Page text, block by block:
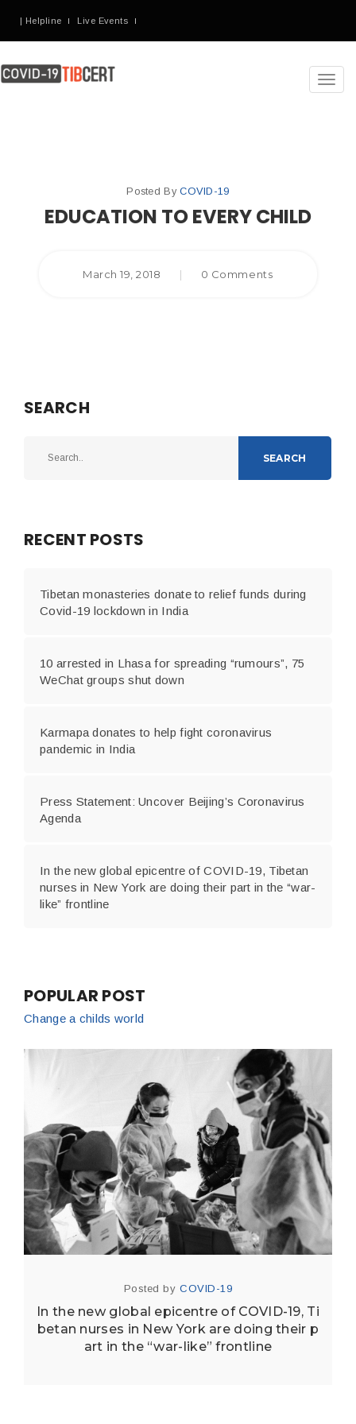
| Helpline Live Events
Posted ByCOVID-19
EDUCATION TO EVERY CHILD
March 19, 2018 | 0 Comments
SEARCH
SEARCH
RECENT POSTS
Tibetan monasteries donate to relief funds during
Covid-19 lockdown in India
10 arrested in Lhasa for spreading “rumours”, 75
WeChat groups shut down
Karmapa donates to help fight coronavirus
pandemic in India
Press Statement: Uncover Beijing’s Coronavirus
Agenda
In the new global epicentre of COVID-19, Tibetan
nurses in New York are doing their part in the “war-
like” frontline
POPULAR POST
Change a childs world
Posted byCOVID-19
In the new global epicentre of COVID-19, Ti
betan nurses in New York are doing their p
art in the “war-like” frontline